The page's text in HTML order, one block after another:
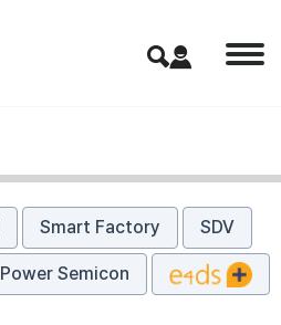
Smart Factory SDV
Power Semicon